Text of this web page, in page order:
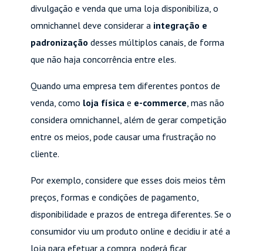
divulgação e venda que uma loja disponibiliza, o
omnichannel deve considerar a integração e
padronizaçãodesses múltiplos canais, de forma
que não haja concorrência entre eles.
Quando uma empresa tem diferentes pontos de
venda, como loja física e e-commerce , mas não
considera omnichannel, além de gerar competição
entre os meios, pode causar uma frustração no
cliente.
Por exemplo, considere que esses dois meios têm
preços, formas e condições de pagamento,
disponibilidade e prazos de entrega diferentes. Se o
consumidor viu um produto online e decidiu ir até a
loja para efetuar a compra, poderá ficar